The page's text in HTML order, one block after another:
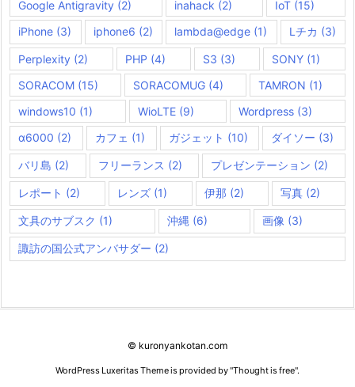
Google Antigravity (2) inahack (2) IoT (15)
iPhone (3) iphone6 (2) lambda@edge (1) Lチカ (3)
Perplexity (2) PHP (4) S3 (3) SONY (1)
SORACOM (15) SORACOMUG (4) TAMRON (1)
windows10 (1) WioLTE(9) Wordpress (3)
α6000 (2) カフェ (1) ガジェット (10) ダイソー (3)
バリ島 (2) フリーランス (2) プレゼンテーション (2)
レポート (2) レンズ(1) 伊那 (2) 写真 (2)
文具のサブスク (1) 沖縄 (6) 画像 (3)
諏訪の国公式アンバサダー (2)
© kuronyankotan.com
WordPress Luxeritas Theme is provided by "Thought is free".